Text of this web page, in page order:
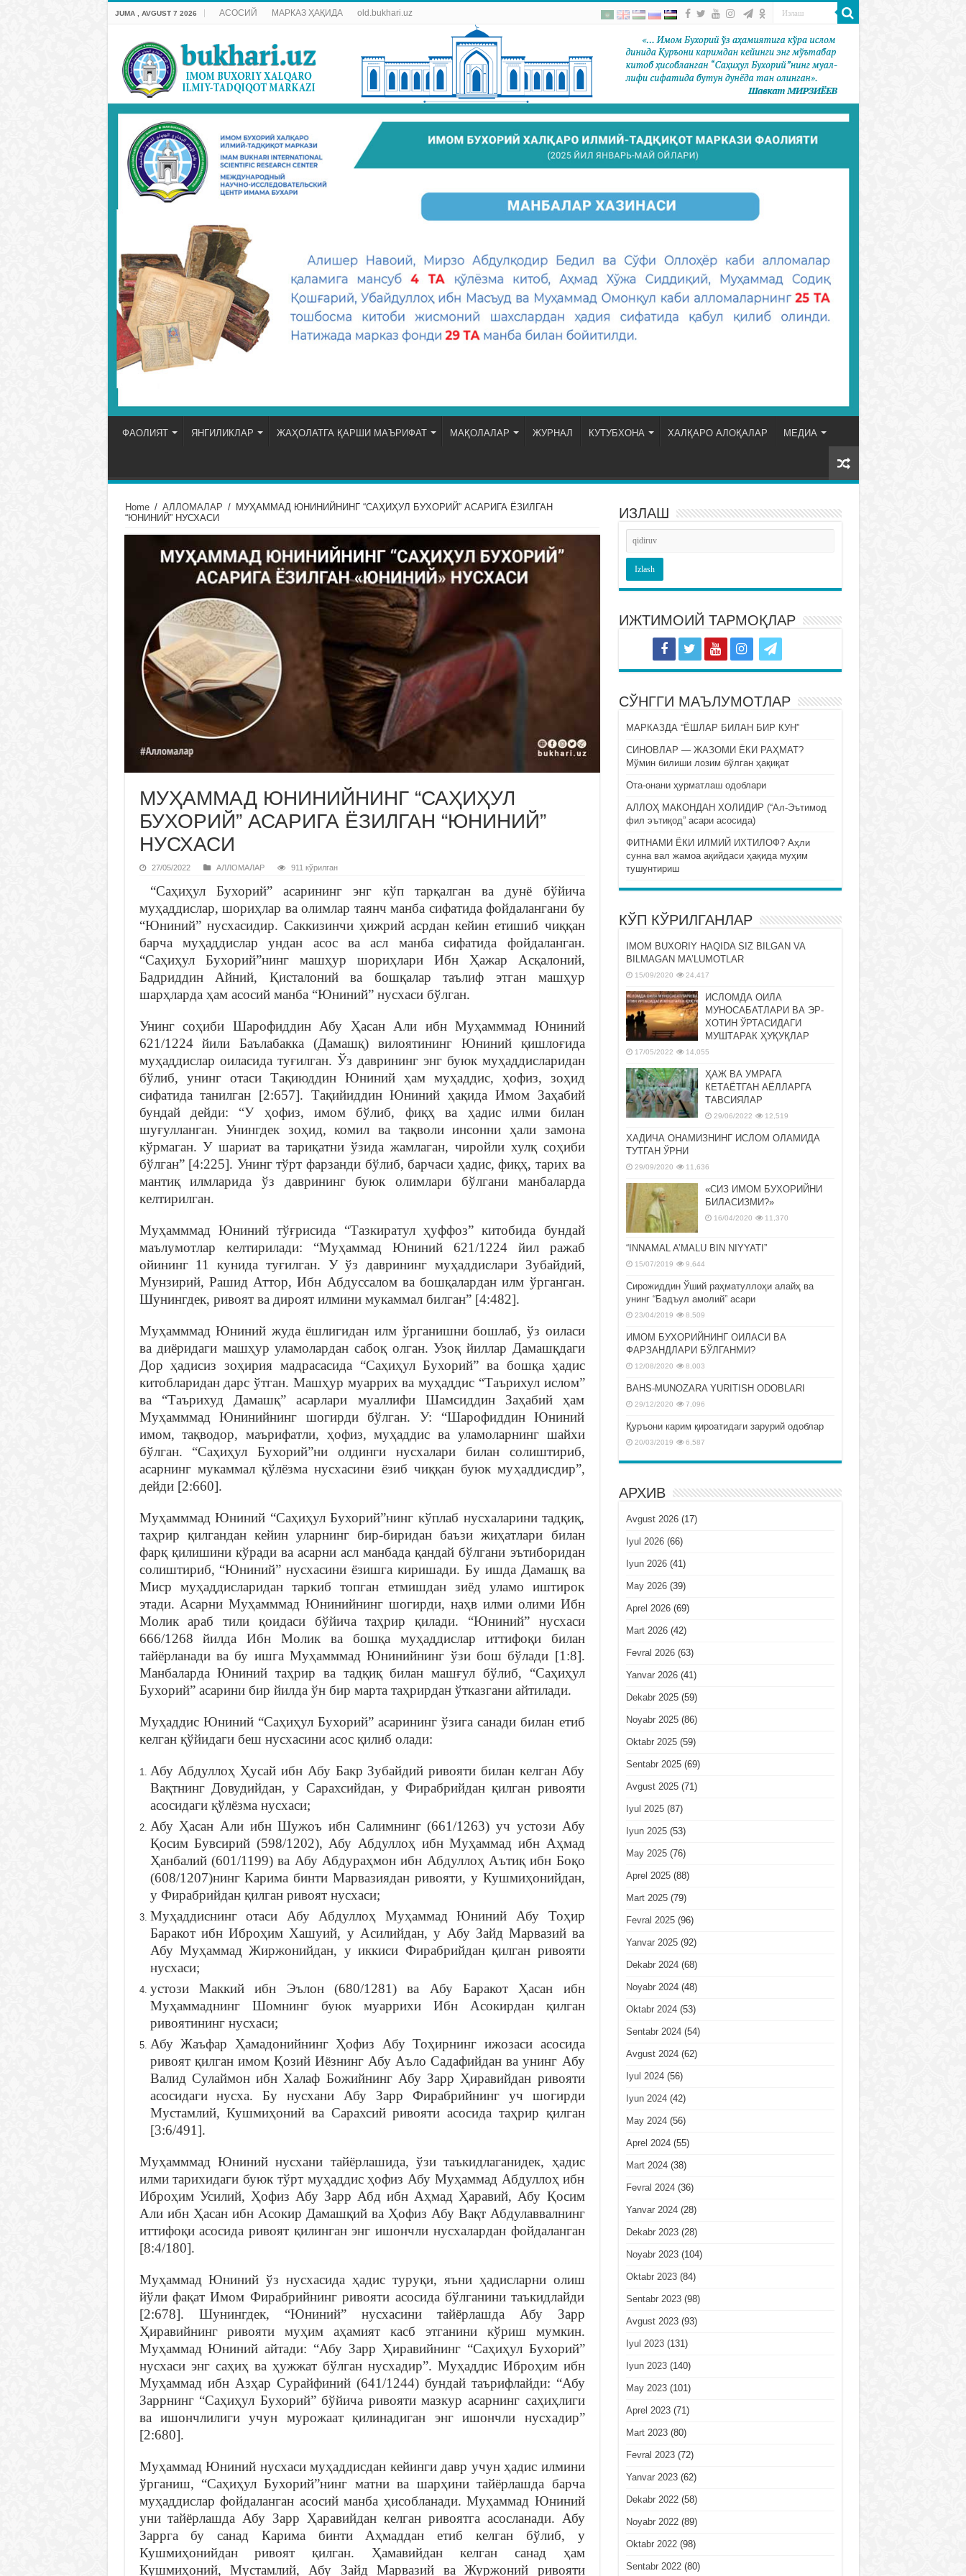
JUMA , AVGUST 7 2026 АСОСИЙ МАРКАЗ ҲАҚИДА old.bukhari.uz
ФАОЛИЯТ ЯНГИЛИКЛАР ЖАҲОЛАТГА ҚАРШИ МАЪРИФАТ МАҚОЛАЛАР ЖУРНАЛ КУТУБХОНА ХАЛҚАРО АЛОҚАЛАР МЕДИА
Home / АЛЛОМАЛАР /
МУҲАММАД ЮНИНИЙНИНГ “САҲИҲУЛ БУХОРИЙ” АСАРИГА ЁЗИЛГАН
“ЮНИНИЙ” НУСХАСИ
МУҲАММАД ЮНИНИЙНИНГ “САҲИҲУЛ
БУХОРИЙ” АСАРИГА ЁЗИЛГАН “ЮНИНИЙ”
НУСХАСИ
27/05/2022 АЛЛОМАЛАР 911 кўрилган
“Саҳиҳул Бухорий” асарининг энг кўп тарқалган ва дунё бўйича
муҳаддислар, шориҳлар ва олимлар таянч манба сифатида фойдалангани бу
“Юниний” нусхасидир. Саккизинчи ҳижрий асрдан кейин етишиб чиққан
барча муҳаддислар ундан асос ва асл манба сифатида фойдаланган.
“Саҳиҳул Бухорий”нинг машҳур шориҳлари Ибн Ҳажар Асқалоний,
Бадриддин Айний, Қисталоний ва бошқалар таълиф этган машҳур
шарҳларда ҳам асосий манба “Юниний” нусхаси бўлган.
Унинг соҳиби Шарофиддин Абу Ҳасан Али ибн Муҳамммад Юниний
621/1224 йили Баълабакка (Дамашқ) вилоятининг Юниний қишлоғида
муҳаддислар оиласида туғилган. Ўз даврининг энг буюк муҳаддисларидан
бўлиб, унинг отаси Тақиюддин Юниний ҳам муҳаддис, ҳофиз, зоҳид
сифатида танилган [2:657]. Тақийиддин Юниний ҳақида Имом Заҳабий
бундай дейди: “У ҳофиз, имом бўлиб, фиқҳ ва ҳадис илми билан
шуғулланган. Унингдек зоҳид, комил ва тақволи инсонни ҳали замона
кўрмаган. У шариат ва тариқатни ўзида жамлаган, чиройли хулқ соҳиби
бўлган” [4:225]. Унинг тўрт фарзанди бўлиб, барчаси ҳадис, фиқҳ, тарих ва
мантиқ илмларида ўз даврининг буюк олимлари бўлгани манбаларда
келтирилган.
Муҳамммад Юниний тўғрисида “Тазкиратул ҳуффоз” китобида бундай
маълумотлар келтирилади: “Муҳаммад Юниний 621/1224 йил ражаб
ойининг 11 кунида туғилган. У ўз даврининг муҳаддислари Зубайдий,
Мунзирий, Рашид Аттор, Ибн Абдуссалом ва бошқалардан илм ўрганган.
Шунингдек, ривоят ва дироят илмини мукаммал билган” [4:482].
Муҳамммад Юниний жуда ёшлигидан илм ўрганишни бошлаб, ўз оиласи
ва диёридаги машҳур уламолардан сабоқ олган. Узоқ йиллар Дамашқдаги
Дор ҳадисиз зоҳирия мадрасасида “Саҳиҳул Бухорий” ва бошқа ҳадис
китобларидан дарс ўтган. Машҳур муаррих ва муҳаддис “Таърихул ислом”
ва “Таърихуд Дамашқ” асарлари муаллифи Шамсиддин Заҳабий ҳам
Муҳамммад Юнинийнинг шогирди бўлган. У: “Шарофиддин Юниний
имом, тақводор, маърифатли, ҳофиз, муҳаддис ва уламоларнинг шайхи
бўлган. “Саҳиҳул Бухорий”ни олдинги нусхалари билан солиштириб,
асарнинг мукаммал қўлёзма нусхасини ёзиб чиққан буюк муҳаддисдир”,
дейди [2:660].
Муҳамммад Юниний “Саҳиҳул Бухорий”нинг кўплаб нусхаларини тадқиқ,
таҳрир қилгандан кейин уларнинг бир-биридан баъзи жиҳатлари билан
фарқ қилишини кўради ва асарни асл манбада қандай бўлгани эътиборидан
солиштириб, “Юниний” нусхасини ёзишга киришади. Бу ишда Дамашқ ва
Миср муҳаддисларидан таркиб топган етмишдан зиёд уламо иштирок
этади. Асарни Муҳамммад Юнинийнинг шогирди, наҳв илми олими Ибн
Молик араб тили қоидаси бўйича таҳрир қилади. “Юниний” нусхаси
666/1268 йилда Ибн Молик ва бошқа муҳаддислар иттифоқи билан
тайёрланади ва бу ишга Муҳамммад Юнинийнинг ўзи бош бўлади [1:8].
Манбаларда Юниний таҳрир ва тадқиқ билан машғул бўлиб, “Саҳиҳул
Бухорий” асарини бир йилда ўн бир марта таҳрирдан ўтказгани айтилади.
Муҳаддис Юниний “Саҳиҳул Бухорий” асарининг ўзига санади билан етиб
келган қўйидаги беш нусхасини асос қилиб олади:
Абу Абдуллоҳ Ҳусай ибн Абу Бакр Зубайдий ривояти билан келган Абу
Вақтнинг Довудийдан, у Сарахсийдан, у Фирабрийдан қилган ривояти
асосидаги қўлёзма нусхаси;
Абу Ҳасан Али ибн Шужоъ ибн Салимнинг (661/1263) уч устози Абу
Қосим Бувсирий (598/1202), Абу Абдуллоҳ ибн Муҳаммад ибн Аҳмад
Ҳанбалий (601/1199) ва Абу Абдураҳмон ибн Абдуллоҳ Аътиқ ибн Боқо
(608/1207)нинг Карима бинти Марвазиядан ривояти, у Кушмиҳонийдан,
у Фирабрийдан қилган ривоят нусхаси;
Муҳаддиснинг отаси Абу Абдуллоҳ Муҳаммад Юниний Абу Тоҳир
Баракот ибн Иброҳим Хашуий, у Асилийдан, у Абу Зайд Марвазий ва
Абу Муҳаммад Жиржонийдан, у иккиси Фирабрийдан қилган ривояти
нусхаси;
устози Маккий ибн Эълон (680/1281) ва Абу Баракот Ҳасан ибн
Муҳаммаднинг Шомнинг буюк муаррихи Ибн Асокирдан қилган
ривоятининг нусхаси;
Абу Жаъфар Ҳамадонийнинг Ҳофиз Абу Тоҳирнинг ижозаси асосида
ривоят қилган имом Қозий Иёзнинг Абу Аъло Садафийдан ва унинг Абу
Валид Сулаймон ибн Халаф Божийнинг Абу Зарр Ҳиравийдан ривояти
асосидаги нусха. Бу нусхани Абу Зарр Фирабрийнинг уч шогирди
Мустамлий, Кушмиҳоний ва Сарахсий ривояти асосида таҳрир қилган
[3:6/491].
Муҳамммад Юниний нусхани тайёрлашида, ўзи таъкидлаганидек, ҳадис
илми тарихидаги буюк тўрт муҳаддис ҳофиз Абу Муҳаммад Абдуллоҳ ибн
Иброҳим Усилий, Ҳофиз Абу Зарр Абд ибн Аҳмад Ҳаравий, Абу Қосим
Али ибн Ҳасан ибн Асокир Дамашқий ва Ҳофиз Абу Вақт Абдулаввалнинг
иттифоқи асосида ривоят қилинган энг ишончли нусхалардан фойдаланган
[8:4/180].
Муҳаммад Юниний ўз нусхасида ҳадис туруқи, яъни ҳадисларни олиш
йўли фақат Имом Фирабрийнинг ривояти асосида бўлганини таъкидлайди
[2:678]. Шунингдек, “Юниний” нусхасини тайёрлашда Абу Зарр
Ҳиравийнинг ривояти муҳим аҳамият касб этганини кўриш мумкин.
Муҳаммад Юниний айтади: “Абу Зарр Ҳиравийнинг “Саҳиҳул Бухорий”
нусхаси энг саҳиҳ ва ҳужжат бўлган нусхадир”. Муҳаддис Иброҳим ибн
Муҳаммад ибн Азҳар Сурайфиний (641/1244) бундай таърифлайди: “Абу
Заррнинг “Саҳиҳул Бухорий” бўйича ривояти мазкур асарнинг саҳиҳлиги
ва ишончлилиги учун мурожаат қилинадиган энг ишончли нусхадир”
[2:680].
Муҳаммад Юниний нусхаси муҳаддисдан кейинги давр учун ҳадис илмини
ўрганиш, “Саҳиҳул Бухорий”нинг матни ва шарҳини тайёрлашда барча
муҳаддислар фойдаланган асосий манба ҳисобланади. Муҳаммад Юниний
уни тайёрлашда Абу Зарр Ҳаравийдан келган ривоятга асосланади. Абу
Заррга бу санад Карима бинти Аҳмаддан етиб келган бўлиб, у
Кушмиҳонийдан ривоят қилган. Ҳамавийдан келган санад ҳам
Кушмиҳоний, Мустамлий, Абу Зайд Марвазий ва Журжоний ривояти
ИЗЛАШ
ИЖТИМОИЙ ТАРМОҚЛАР
СЎНГГИ МАЪЛУМОТЛАР
МАРКАЗДА “ЁШЛАР БИЛАН БИР КУН”
СИНОВЛАР — ЖАЗОМИ ЁКИ РАҲМАТ?
Мўмин билиши лозим бўлган ҳақиқат
Ота-онани ҳурматлаш одоблари
АЛЛОҲ МАКОНДАН ХОЛИДИР (“Ал-Эътимод
фил эътиқод” асари асосида)
ФИТНАМИ ЁКИ ИЛМИЙ ИХТИЛОФ? Аҳли
сунна вал жамоа ақийдаси ҳақида муҳим
тушунтириш
КЎП КЎРИЛГАНЛАР
IMOM BUXORIY HAQIDA SIZ BILGAN VA
BILMAGAN MA’LUMOTLAR
15/09/2020 24,417
ИСЛОМДА ОИЛА
МУНОСАБАТЛАРИ ВА ЭР-
ХОТИН ЎРТАСИДАГИ
МУШТАРАК ҲУҚУҚЛАР
17/05/2022 14,055
ҲАЖ ВА УМРАГА
КЕТАЁТГАН АЁЛЛАРГА
ТАВСИЯЛАР
29/06/2022 12,519
ХАДИЧА ОНАМИЗНИНГ ИСЛОМ ОЛАМИДА
ТУТГАН ЎРНИ
29/09/2020 11,636
«СИЗ ИМОМ БУХОРИЙНИ
БИЛАСИЗМИ?»
16/04/2020 11,370
“INNAMAL A’MALU BIN NIYYATI”
15/07/2019 9,644
Сирожиддин Ўший раҳматуллоҳи алайҳ ва
унинг “Бадъул амолий” асари
23/04/2019 8,509
ИМОМ БУХОРИЙНИНГ ОИЛАСИ ВА
ФАРЗАНДЛАРИ БЎЛГАНМИ?
12/08/2020 8,003
BAHS-MUNOZARA YURITISH ODOBLARI
29/12/2020 7,096
Қуръони карим қироатидаги зарурий одоблар
20/03/2019 6,587
АРХИВ
Avgust 2026(17)
Iyul 2026(66)
Iyun 2026(41)
May 2026(39)
Aprel 2026(69)
Mart 2026(42)
Fevral 2026(63)
Yanvar 2026(41)
Dekabr 2025(59)
Noyabr 2025(86)
Oktabr 2025(59)
Sentabr 2025(69)
Avgust 2025(71)
Iyul 2025(87)
Iyun 2025(53)
May 2025(76)
Aprel 2025(88)
Mart 2025(79)
Fevral 2025(96)
Yanvar 2025(92)
Dekabr 2024(68)
Noyabr 2024(48)
Oktabr 2024(53)
Sentabr 2024(54)
Avgust 2024(62)
Iyul 2024(56)
Iyun 2024(42)
May 2024(56)
Aprel 2024(55)
Mart 2024(38)
Fevral 2024(36)
Yanvar 2024(28)
Dekabr 2023(28)
Noyabr 2023(104)
Oktabr 2023(84)
Sentabr 2023(98)
Avgust 2023(93)
Iyul 2023(131)
Iyun 2023(140)
May 2023(101)
Aprel 2023(71)
Mart 2023(80)
Fevral 2023(72)
Yanvar 2023(62)
Dekabr 2022(58)
Noyabr 2022(89)
Oktabr 2022(98)
Sentabr 2022(80)